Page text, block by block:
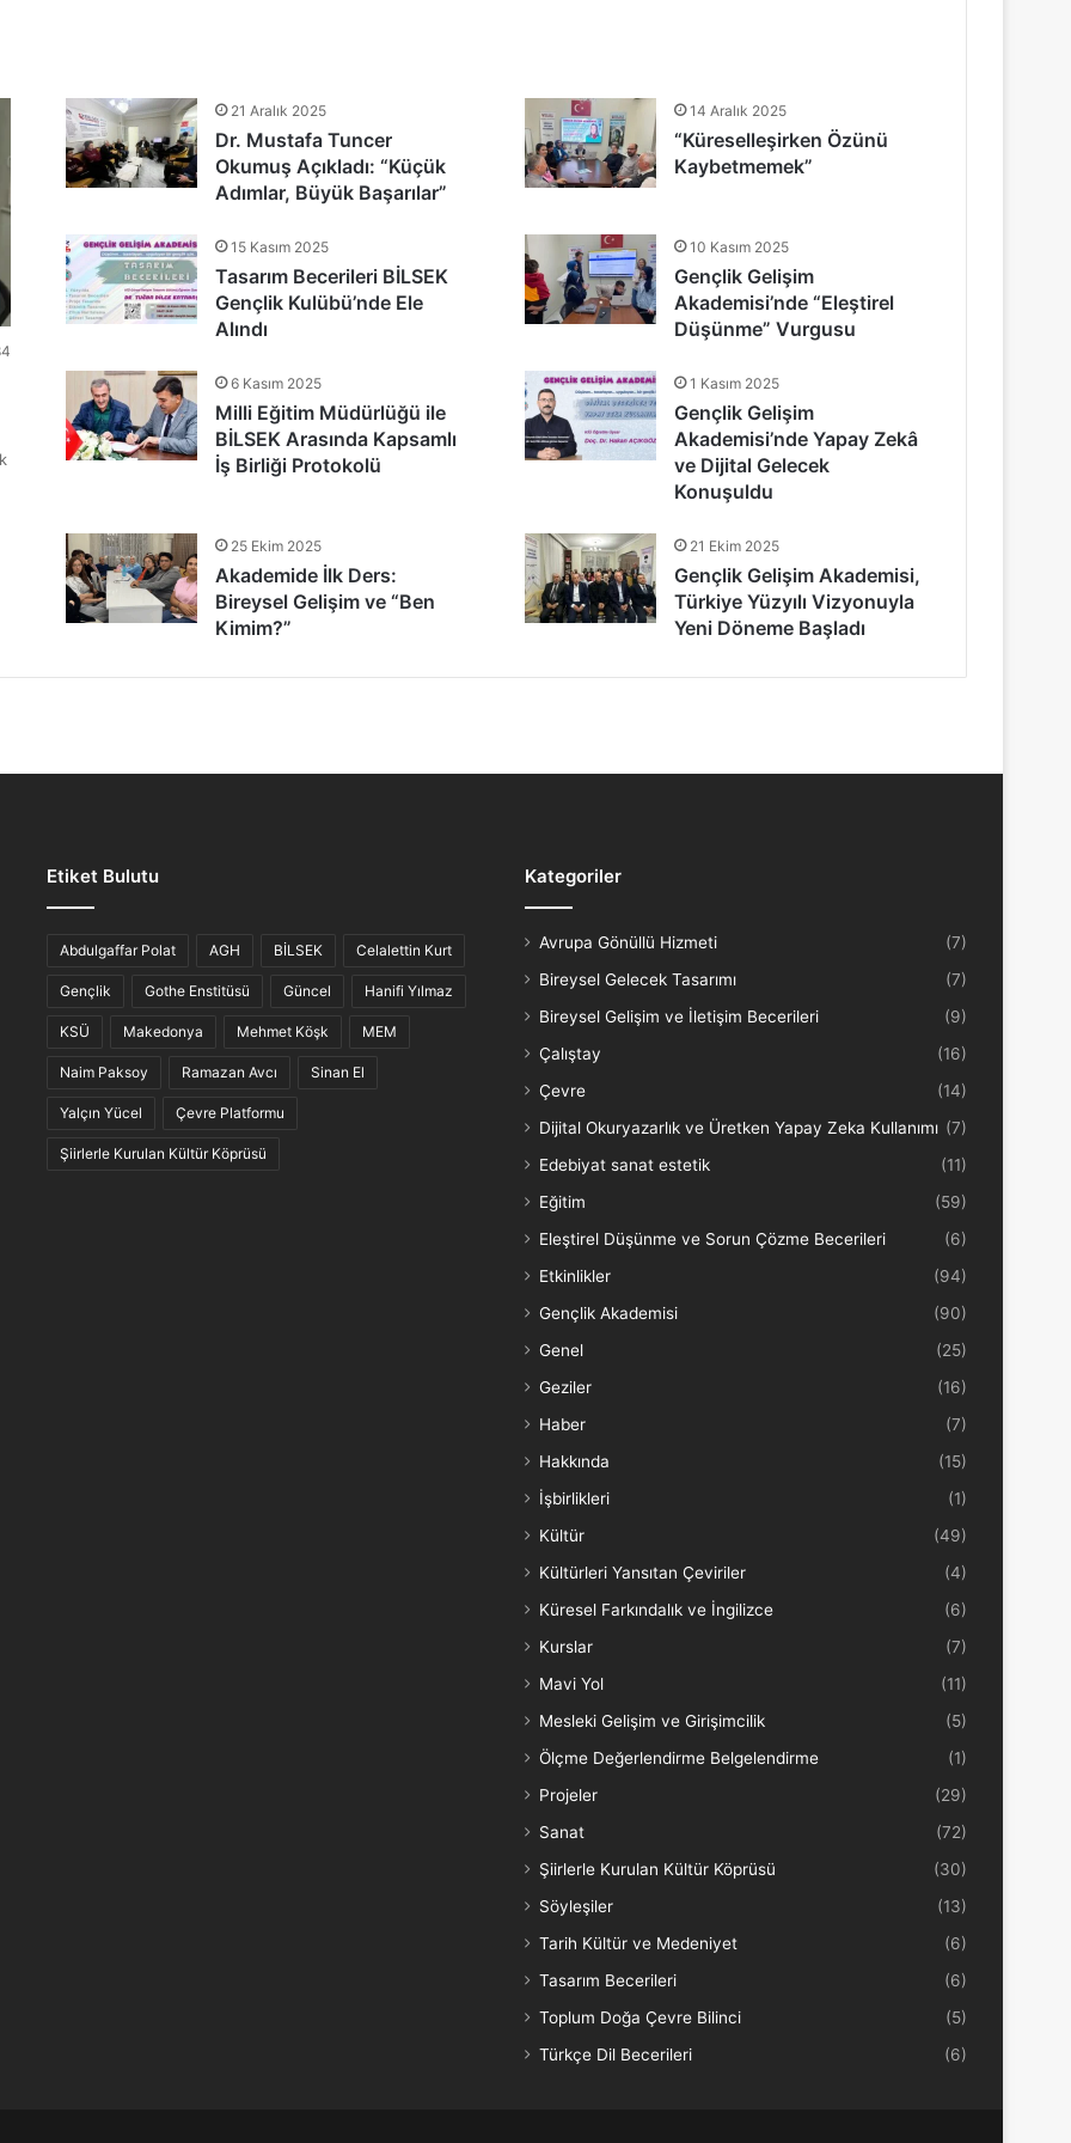
Teşekkür Belgeleriyle Tamamladı
Şöleni: Öğrenciler, Şair ve Ozanlarla Buluştu
Ahvali
Türkülerinin “Anlam Ağları” Keşfedildi
21 Aralık 2025
Dr. Mustafa Tuncer
Okumuş Açıkladı: “Küçük
Adımlar, Büyük Başarılar”
14 Aralık 2025
“Küreselleşirken Özünü
Kaybetmemek”
15 Kasım 2025
Tasarım Becerileri BİLSEK
Gençlik Kulübü’nde Ele
Alındı
10 Kasım 2025
Gençlik Gelişim
Akademisi’nde “Eleştirel
Düşünme” Vurgusu
6 Kasım 2025
Milli Eğitim Müdürlüğü ile
BİLSEK Arasında Kapsamlı
İş Birliği Protokolü
1 Kasım 2025
Gençlik Gelişim
Akademisi’nde Yapay Zekâ
ve Dijital Gelecek
Konuşuldu
25 Ekim 2025
Akademide İlk Ders:
Bireysel Gelişim ve “Ben
Kimim?”
21 Ekim 2025
Gençlik Gelişim Akademisi,
Türkiye Yüzyılı Vizyonuyla
Yeni Döneme Başladı
Etiket Bulutu
Abdulgaffar Polat AGH BİLSEK Celalettin Kurt
Gençlik Gothe Enstitüsü Güncel Hanifi Yılmaz
KSÜ Makedonya Mehmet Köşk MEM
Naim Paksoy Ramazan Avcı Sinan El
Yalçın Yücel Çevre Platformu
Şiirlerle Kurulan Kültür Köprüsü
Kategoriler
Avrupa Gönüllü Hizmeti
(7)
Bireysel Gelecek Tasarımı
(7)
Bireysel Gelişim ve İletişim Becerileri
(9)
Çalıştay
(16)
Çevre
(14)
Dijital Okuryazarlık ve Üretken Yapay Zeka Kullanımı (7)
Edebiyat sanat estetik
(11)
Eğitim
(59)
Eleştirel Düşünme ve Sorun Çözme Becerileri
(6)
Etkinlikler
(94)
Gençlik Akademisi
(90)
Genel
(25)
Geziler
(16)
Haber
(7)
Hakkında
(15)
İşbirlikleri
(1)
Kültür
(49)
Kültürleri Yansıtan Çeviriler
(4)
Küresel Farkındalık ve İngilizce
(6)
Kurslar
(7)
Mavi Yol
(11)
Mesleki Gelişim ve Girişimcilik
(5)
Ölçme Değerlendirme Belgelendirme
(1)
Projeler
(29)
Sanat
(72)
Şiirlerle Kurulan Kültür Köprüsü
(30)
Söyleşiler
(13)
Tarih Kültür ve Medeniyet
(6)
Tasarım Becerileri
(6)
Toplum Doğa Çevre Bilinci
(5)
Türkçe Dil Becerileri
(6)